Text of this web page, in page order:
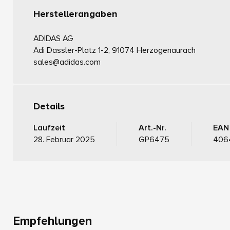
Herstellerangaben
ADIDAS AG
Adi Dassler-Platz 1-2, 91074 Herzogenaurach
sales@adidas.com
Details
Laufzeit
28. Februar 2025
Art.-Nr.
GP6475
EAN
Empfehlungen